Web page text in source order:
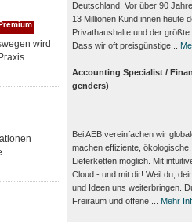
Premium
wird
Deutschland. Vor über 90
13 Millionen Kund:innen heute
Privathaushalte und der
Dass wir oft preisgünstige...
Accounting Specialist /
genders)
Bei AEB vereinfachen wir
machen effiziente,
Lieferketten möglich. Mit
Cloud - und mit dir! Weil du,
und Ideen uns weiterbringen.
Freiraum und offene ...
Mehr